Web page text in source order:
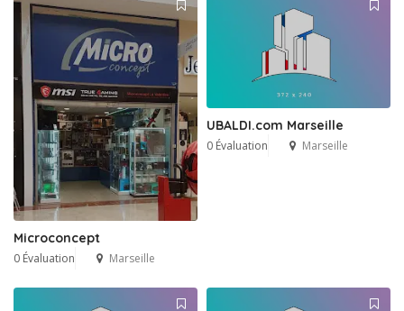
Microconcept
0 Évaluation Marseille
UBALDI.com Marseille
0 Évaluation Marseille